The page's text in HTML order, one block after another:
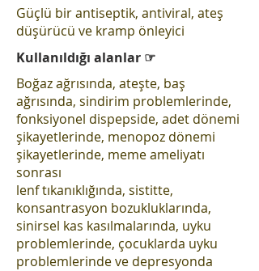
Güçlü bir antiseptik, antiviral, ateş
düşürücü ve kramp önleyici
Kullanıldığı alanlar ☞
Boğaz ağrısında, ateşte, baş
ağrısında, sindirim problemlerinde,
fonksiyonel dispepside, adet dönemi
şikayetlerinde, menopoz dönemi
şikayetlerinde, meme ameliyatı
sonrası
lenf tıkanıklığında, sistitte,
konsantrasyon bozukluklarında,
sinirsel kas kasılmalarında, uyku
problemlerinde, çocuklarda uyku
problemlerinde ve depresyonda